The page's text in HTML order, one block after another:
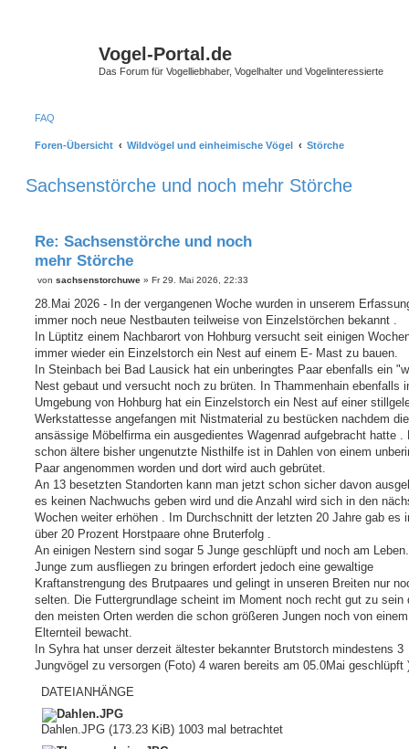
Vogel-Portal.de
Das Forum für Vogelliebhaber, Vogelhalter und Vogelinteressierte
FAQ
Foren-Übersicht Wildvögel und einheimische Vögel Störche
Sachsenstörche und noch mehr Störche
Re: Sachsenstörche und noch
mehr Störche
B
r
a
von sachsenstorchuwe » Fr 29. Mai 2026, 22:33
28.Mai 2026 - In der vergangenen Woche wurden in unserem
immer noch neue Nestbauten teilweise von Einzelstörchen bekannt .
In Lüptitz einem Nachbarort von Hohburg versucht seit einigen
immer wieder ein Einzelstorch ein Nest auf einem E- Mast zu bauen.
In Steinbach bei Bad Lausick hat ein unberingtes Paar ebenfalls ein
Nest gebaut und versucht noch zu brüten. In Thammenhain ebenfalls
Umgebung von Hohburg hat ein Einzelstorch ein Nest auf einer
Werkstattesse angefangen mit Nistmaterial zu bestücken nachdem die
ansässige Möbelfirma ein ausgedientes Wagenrad aufgebracht hatte .
schon ältere bisher ungenutzte Nisthilfe ist in Dahlen von einem
Paar angenommen worden und dort wird auch gebrütet.
An 13 besetzten Standorten kann man jetzt schon sicher davon
es keinen Nachwuchs geben wird und die Anzahl wird sich in den
Wochen weiter erhöhen . Im Durchschnitt der letzten 20 Jahre gab es
über 20 Prozent Horstpaare ohne Bruterfolg .
An einigen Nestern sind sogar 5 Junge geschlüpft und noch am
Junge zum ausfliegen zu bringen erfordert jedoch eine gewaltige
Kraftanstrengung des Brutpaares und gelingt in unseren Breiten nur
selten. Die Futtergrundlage scheint im Moment noch recht gut zu sein
den meisten Orten werden die schon größeren Jungen noch von einem
Elternteil bewacht.
In Syhra hat unser derzeit ältester bekannter Brutstorch mindestens 3
Jungvögel zu versorgen (Foto) 4 waren bereits am 05.0Mai geschlüpft
DATEIANHÄNGE
Dahlen.JPG (173.23 KiB) 1003 mal betrachtet